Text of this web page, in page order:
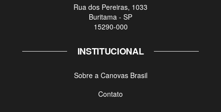
Rua dos Pereiras, 1033
Buritama - SP
15290-000
INSTITUCIONAL
Sobre a Canovas Brasil
Contato